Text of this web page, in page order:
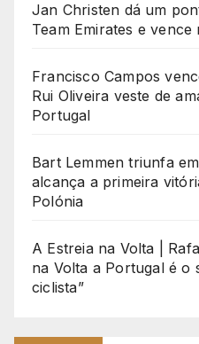
Jan Christen dá um
Team Emirates e
Francisco Campos
Rui Oliveira veste de
Portugal
Bart Lemmen triunfa
alcança a primeira
Polónia
A Estreia na Volta |
na Volta a Portugal é o
ciclista”